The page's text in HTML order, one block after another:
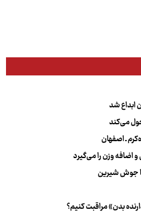
ابداع شد
می‌کند
ـ اصفهان
جوش شیرین
بدن» مراقبت کنیم؟